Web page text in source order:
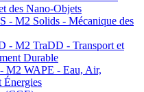
des Nano-Objets
- M2 Solids - Mécanique des
- M2 TraDD - Transport et
Durable
M2 WAPE - Eau, Air,
Énergies